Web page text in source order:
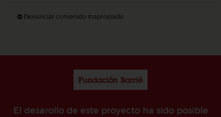
Denunciar contenido inapropiado
El desarollo de este proyecto ha sido posible